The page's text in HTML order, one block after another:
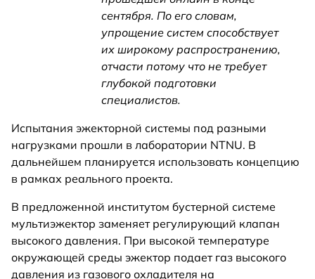
сентября. По его словам,
упрощение систем способствует
их широкому распространению,
отчасти потому что не требует
глубокой подготовки
специалистов.
Испытания эжекторной системы под разными
нагрузками прошли в лаборатории NTNU. В
дальнейшем планируется использовать концепцию
в рамках реального проекта.
В предложенной институтом бустерной системе
мультиэжектор заменяет регулирующий клапан
высокого давления. При высокой температуре
окружающей среды эжектор подает газ высокого
давления из газового охладителя на